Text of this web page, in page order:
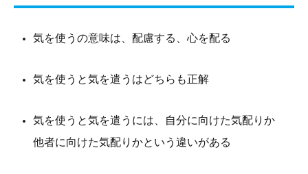
気を使うの意味は、 配慮する、心を配る
気を使うと気を遣うはどちらも正解
気を使うと気を遣うには、自分に向けた気配りか
他者に向けた気配りかという違いがある